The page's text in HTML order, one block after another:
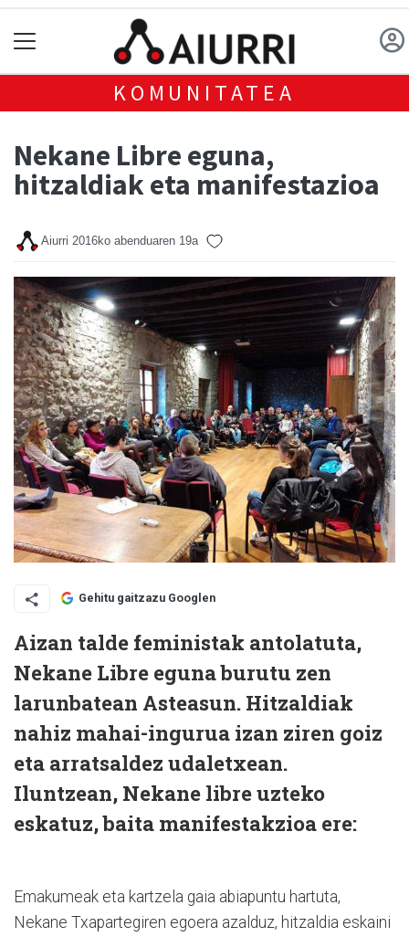
KOMUNITATEA
Nekane Libre eguna,
hitzaldiak eta manifestazioa
Aiurri 2016ko abenduaren 19a
Gehitu gaitzazu Googlen
Aizan talde feministak antolatuta,
Nekane Libre eguna burutu zen
larunbatean Asteasun. Hitzaldiak
nahiz mahai-ingurua izan ziren goiz
eta arratsaldez udaletxean.
Iluntzean, Nekane libre uzteko
eskatuz, baita manifestakzioa ere:
Emakumeak eta kartzela gaia abiapuntu hartuta,
Nekane Txapartegiren egoera azalduz, hitzaldia eskaini